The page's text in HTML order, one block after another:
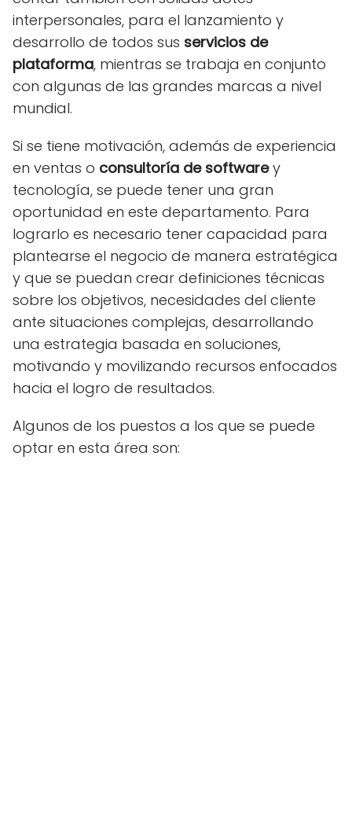
interpersonales, para el lanzamiento y
desarrollo de todos sus servicios de
plataforma, mientras se trabaja en conjunto
con algunas de las grandes marcas a nivel
mundial.
Si se tiene motivación, además de experiencia
en ventas o consultoría de softwarey
tecnología, se puede tener una gran
oportunidad en este departamento. Para
lograrlo es necesario tener capacidad para
plantearse el negocio de manera estratégica
y que se puedan crear definiciones técnicas
sobre los objetivos, necesidades del cliente
ante situaciones complejas, desarrollando
una estrategia basada en soluciones,
motivando y movilizando recursos enfocados
hacia el logro de resultados.
Algunos de los puestos a los que se puede
optar en esta área son: